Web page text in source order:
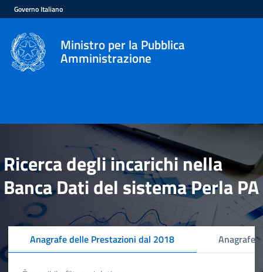
Governo Italiano
Ministro per la Pubblica
Amministrazione
Ricerca degli incarichi nella
Banca Dati del sistema Perla PA
Anagrafe delle Prestazioni dal 2018 Anagrafe